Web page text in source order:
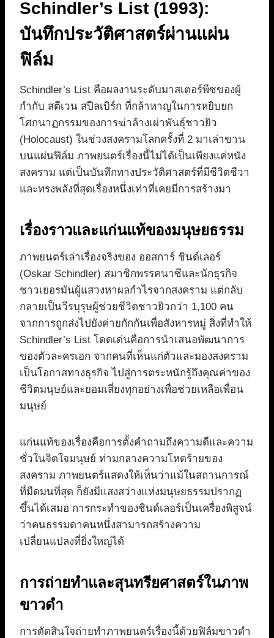
Schindler’s List (1993):
บันทึกประวัติศาสตร์ผ่านแผ่น
ฟิล์ม
Schindler’s List คือผลงานระดับมาสเตอร์พีซของผู้
กำกับ สตีเวน สปีลเบิร์ก ที่กล้าหาญในการหยิบยก
โศกนาฏกรรมของการฆ่าล้างเผ่าพันธุ์ชาวยิว
(Holocaust) ในช่วงสงครามโลกครั้งที่ 2 มาเล่าขาน
บนแผ่นฟิล์ม ภาพยนตร์เรื่องนี้ไม่ได้เป็นเพียงแค่หนัง
สงคราม แต่เป็นบันทึกทางประวัติศาสตร์ที่มีชีวิตชีวา
และทรงพลังที่สุดเรื่องหนึ่งเท่าที่เคยมีการสร้างมา
เรื่องราวและแก่นแท้ของมนุษยธรรม
ภาพยนตร์เล่าเรื่องจริงของ ออสการ์ ชินด์เลอร์
(Oskar Schindler) สมาชิกพรรคนาซีและนักธุรกิจ
ชาวเยอรมันผู้แสวงหาผลกำไรจากสงคราม แต่กลับ
กลายเป็นวีรบุรุษผู้ช่วยชีวิตชาวยิวกว่า 1,100 คน
จากการถูกส่งไปยังค่ายกักกันเพื่อสังหารหมู่ สิ่งที่ทำให้
Schindler’s List โดดเด่นคือการนำเสนอพัฒนาการ
ของตัวละครเอก จากคนที่เห็นแก่ตัวและมองสงคราม
เป็นโอกาสทางธุรกิจ ไปสู่การตระหนักรู้ถึงคุณค่าของ
ชีวิตมนุษย์และยอมเสี่ยงทุกอย่างเพื่อช่วยเหลือเพื่อน
มนุษย์
แก่นแท้ของเรื่องคือการตั้งคำถามถึงความดีและความ
ชั่วในจิตใจมนุษย์ ท่ามกลางความโหดร้ายของ
สงคราม ภาพยนตร์แสดงให้เห็นว่าแม้ในสถานการณ์
ที่มืดมนที่สุด ก็ยังมีแสงสว่างแห่งมนุษยธรรมปรากฏ
ขึ้นได้เสมอ การกระทำของชินด์เลอร์เป็นเครื่องพิสูจน์
ว่าคนธรรมดาคนหนึ่งสามารถสร้างความ
เปลี่ยนแปลงที่ยิ่งใหญ่ได้
การถ่ายทำและสุนทรียศาสตร์ในภาพ
ขาวดำ
การตัดสินใจถ่ายทำภาพยนตร์เรื่องนี้ด้วยฟิล์มขาวดำ